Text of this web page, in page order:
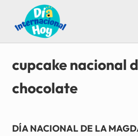
Saltar al contenido principal
Skip to after header navigation
Skip to site footer
Día Internacional Hoy
Guía para saber qué día internacional es
cupcake nacional
chocolate
DÍA NACIONAL DE LA